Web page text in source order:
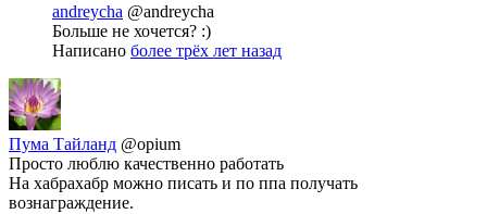
andreycha @andreycha
Больше не хочется? :)
Написано более трёх лет назад
Пума Тайланд @opium
Просто люблю качественно работать
На хабрахабр можно писать и по ппа получать
вознаграждение.